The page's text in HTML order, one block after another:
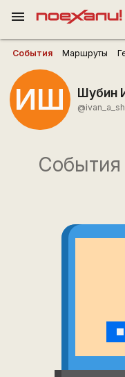
menu
События Маршруты
ИШ Шубин